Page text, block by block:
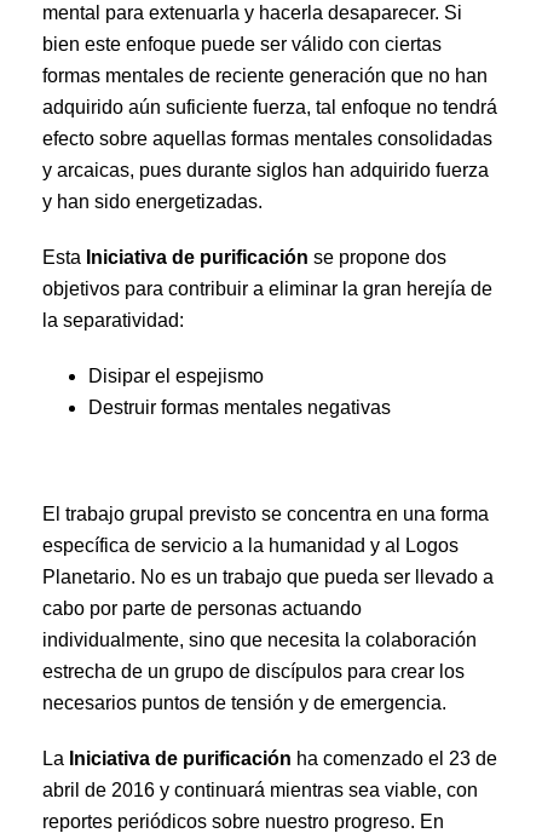
mental para extenuarla y hacerla desaparecer. Si
bien este enfoque puede ser válido con ciertas
formas mentales de reciente generación que no han
adquirido aún suficiente fuerza, tal enfoque no tendrá
efecto sobre aquellas formas mentales consolidadas
y arcaicas, pues durante siglos han adquirido fuerza
y han sido energetizadas.
Esta Iniciativa de purificación se propone dos
objetivos para contribuir a eliminar la gran herejía de
la separatividad:
Disipar el espejismo
Destruir formas mentales negativas
El trabajo grupal previsto se concentra en una forma
específica de servicio a la humanidad y al Logos
Planetario. No es un trabajo que pueda ser llevado a
cabo por parte de personas actuando
individualmente, sino que necesita la colaboración
estrecha de un grupo de discípulos para crear los
necesarios puntos de tensión y de emergencia.
La Iniciativa de purificación ha comenzado el 23 de
abril de 2016 y continuará mientras sea viable, con
reportes periódicos sobre nuestro progreso. En